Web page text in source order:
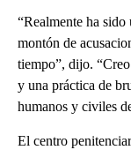
“Realmente ha
montón de
tiempo”, dijo.
y una práctica de
humanos y civiles
El centro